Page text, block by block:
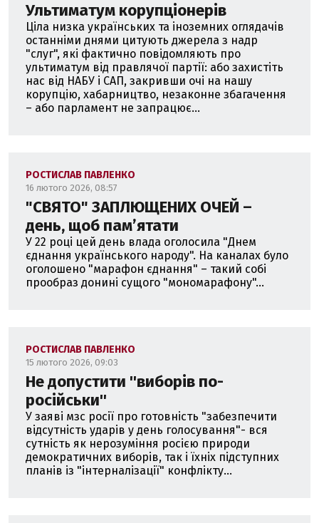
Ультиматум корупціонерів
Ціла низка українських та іноземних оглядачів
останніми днями цитують джерела з надр
"слуг", які фактично повідомляють про
ультиматум від правлячої партії: або захистіть
нас від НАБУ і САП, закривши очі на нашу
корупцію, хабарництво, незаконне збагачення
– або парламент не запрацює...
РОСТИСЛАВ ПАВЛЕНКО
16 лютого 2026, 08:57
"СВЯТО" ЗАПЛЮЩЕНИХ ОЧЕЙ –
день, щоб памʼятати
У 22 році цей день влада оголосила "Днем
єднання українського народу". На каналах було
оголошено "марафон єднання" – такий собі
прообраз донині сущого "мономарафону"...
РОСТИСЛАВ ПАВЛЕНКО
15 лютого 2026, 09:03
Не допустити ''виборів по-
російськи''
У заяві мзс росії про готовність "забезпечити
відсутність ударів у день голосування"- вся
сутність як нерозуміння росією природи
демократичних виборів, так і їхніх підступних
планів із "інтерналізації" конфлікту...